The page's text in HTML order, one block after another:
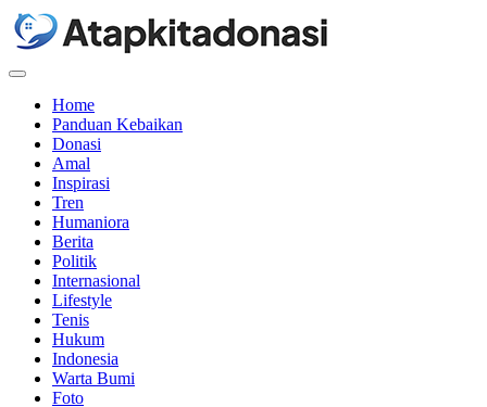
Menu
Home
Panduan Kebaikan
Donasi
Amal
Inspirasi
Tren
Humaniora
Berita
Politik
Internasional
Lifestyle
Tenis
Hukum
Indonesia
Warta Bumi
Foto